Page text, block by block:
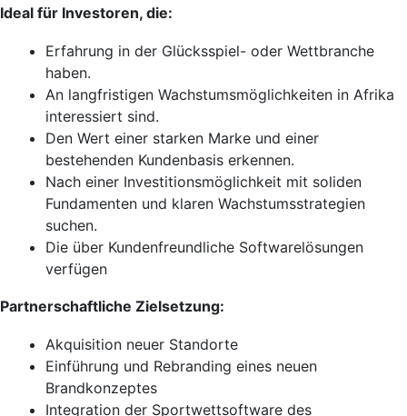
Ideal für Investoren, die:
Erfahrung in der Glücksspiel- oder Wettbranche
haben.
An langfristigen Wachstumsmöglichkeiten in Afrika
interessiert sind.
Den Wert einer starken Marke und einer
bestehenden Kundenbasis erkennen.
Nach einer Investitionsmöglichkeit mit soliden
Fundamenten und klaren Wachstumsstrategien
suchen.
Die über Kundenfreundliche Softwarelösungen
verfügen
Partnerschaftliche Zielsetzung:
Akquisition neuer Standorte
Einführung und Rebranding eines neuen
Brandkonzeptes
Integration der Sportwettsoftware des